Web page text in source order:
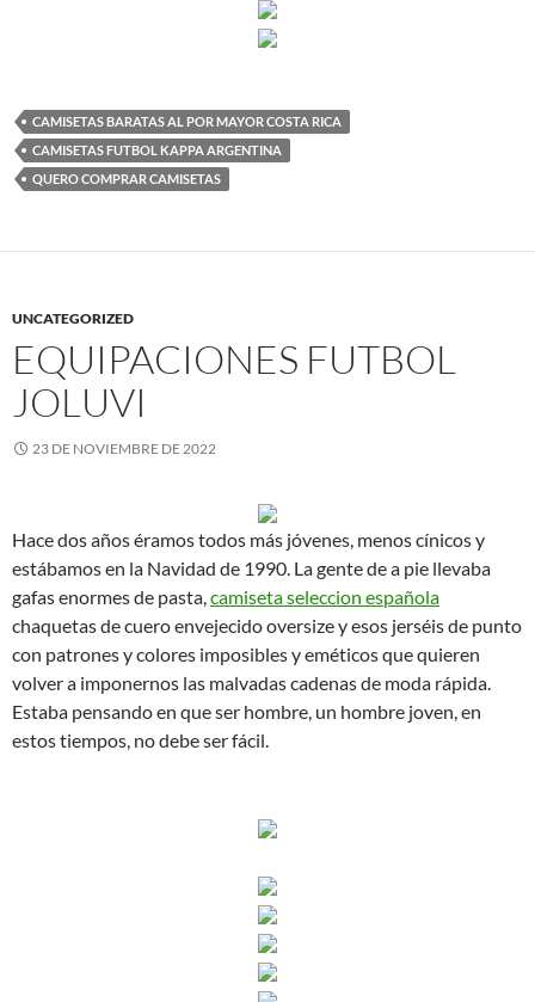
CAMISETAS BARATAS AL POR MAYOR COSTA RICA
CAMISETAS FUTBOL KAPPA ARGENTINA
QUERO COMPRAR CAMISETAS
UNCATEGORIZED
EQUIPACIONES FUTBOL
JOLUVI
23 DE NOVIEMBRE DE 2022
Hace dos años éramos todos más jóvenes, menos cínicos y
estábamos en la Navidad de 1990. La gente de a pie llevaba
gafas enormes de pasta,camiseta seleccion española
chaquetas de cuero envejecido oversize y esos jerséis de punto
con patrones y colores imposibles y eméticos que quieren
volver a imponernos las malvadas cadenas de moda rápida.
Estaba pensando en que ser hombre, un hombre joven, en
estos tiempos, no debe ser fácil.